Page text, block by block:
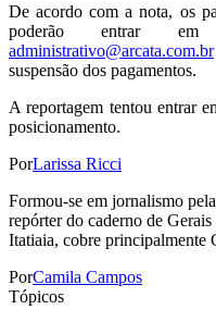
De acordo com a nota, os
poderão entrar
administrativo@arcata.com.br
suspensão dos pagamentos.
A reportagem tentou entrar
posicionamento.
PorLarissa Ricci
Formou-se em jornalismo
repórter do caderno de
Itatiaia, cobre principalmente
PorCamila Campos
Tópicos